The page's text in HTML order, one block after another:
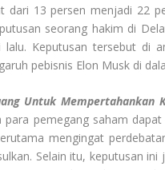
dari 13 persen menjadi 22
seorang hakim di
lalu. Keputusan tersebut di
pebisnis Elon Musk di
Untuk Mempertahankan
pemegang saham
mengingat
Selain itu, keputusan